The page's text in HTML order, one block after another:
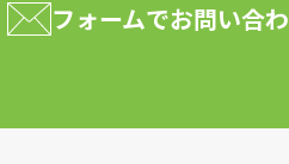
フォームでお問い合